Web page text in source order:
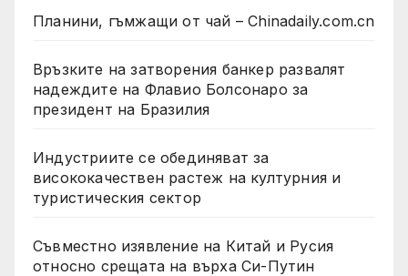
Планини, гъмжащи от чай – Chinadaily.com.cn
Връзките на затворения банкер развалят
надеждите на Флавио Болсонаро за
президент на Бразилия
Индустриите се обединяват за
висококачествен растеж на културния и
туристическия сектор
Съвместно изявление на Китай и Русия
относно срещата на върха Си-Путин